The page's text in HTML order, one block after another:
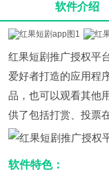
软件介绍
红果短剧推广授权平
爱好者打造的应用程
品，也可以观看其他
供了包括打赏、投票
软件特色：